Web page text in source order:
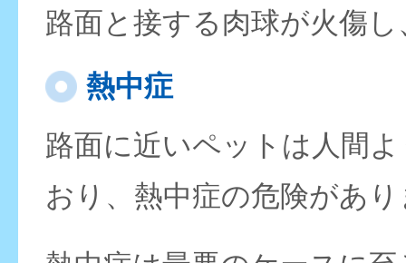
路面と接する肉球が火傷
熱中症
路面に近いペットは人間
おり、熱中症の危険があ